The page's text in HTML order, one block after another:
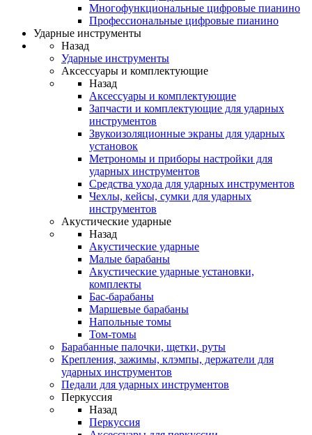
Многофункциональные цифровые пианино
Профессиональные цифровые пианино
Ударные инструменты
Назад
Ударные инструменты
Аксессуары и комплектующие
Назад
Аксессуары и комплектующие
Запчасти и комплектующие для ударных
инструментов
Звукоизоляционные экраны для ударных
установок
Метрономы и приборы настройки для
ударных инструментов
Средства ухода для ударных инструментов
Чехлы, кейсы, сумки для ударных
инструментов
Акустические ударные
Назад
Акустические ударные
Mалые барабаны
Акустические ударные установки,
комплекты
Бас-барабаны
Маршевые барабаны
Напольные томы
Том-томы
Барабанные палочки, щетки, руты
Крепления, зажимы, клэмпы, держатели для
ударных инструментов
Педали для ударных инструментов
Перкуссия
Назад
Перкуссия